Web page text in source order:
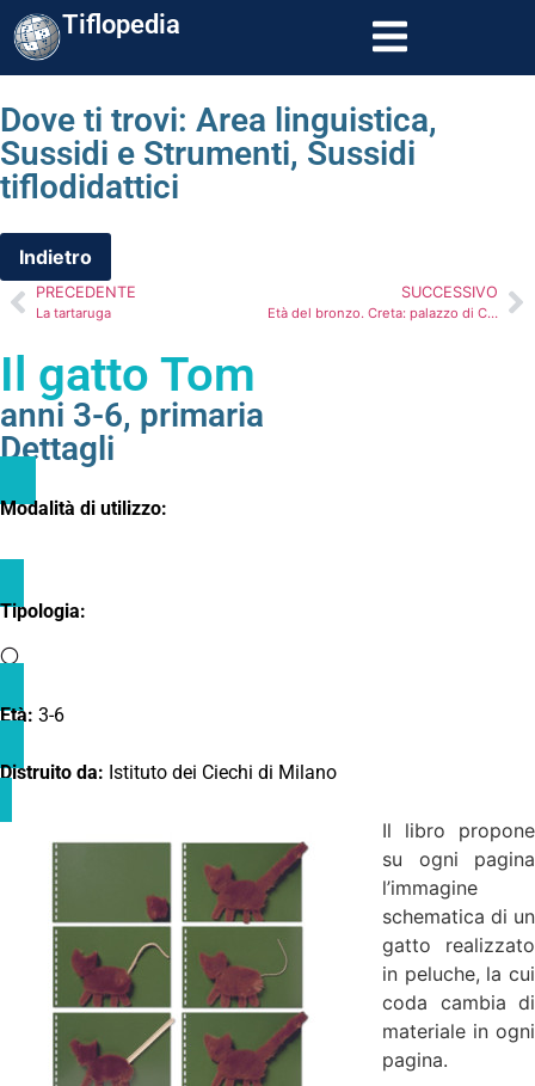
Tiflopedia
Dove ti trovi: Area linguistica,
Sussidi e Strumenti, Sussidi
tiflodidattici
PRECEDENTE
La tartaruga
SUCCESSIVO
Età del bronzo. Creta: palazzo di Cnosso, pianta e particolare (2 tav.)
Il gatto Tom
anni 3-6, primaria
Dettagli
Modalità di utilizzo:
Tipologia:
Età: 3-6
Distruito da: Istituto dei Ciechi di Milano
Il libro propone
su ogni pagina
l’immagine
schematica di un
gatto realizzato
in peluche, la cui
coda cambia di
materiale in ogni
pagina.